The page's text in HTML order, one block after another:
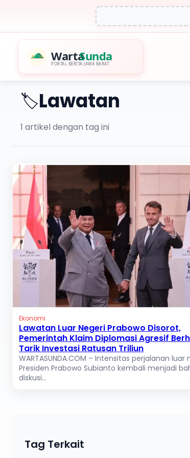
WartaSunda
PORTAL BERITA JAWA BARAT
🏷️Lawatan
1 artikel dengan tag ini
Ekonomi
Lawatan Luar Negeri Prabowo Disorot,
Pemerintah Klaim Diplomasi Agresif
Tarik Investasi Ratusan Triliun
WARTASUNDA.COM – Intensitas perjalanan luar
Presiden Prabowo Subianto kembali menjadi
diskusi...
Tag Terkait